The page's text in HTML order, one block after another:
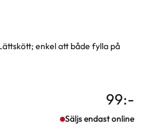
enkel att både fylla på
99:-
Säljs endast online